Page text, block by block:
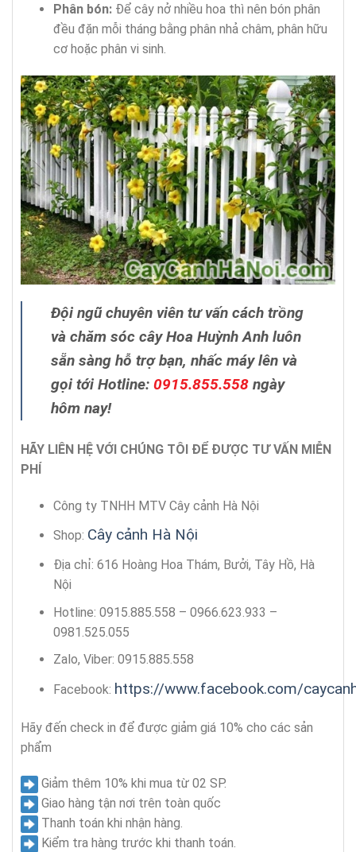
Phân bón:Để cây nở nhiều hoa thì nên bón phân
đều đặn mỗi tháng bằng phân nhả châm, phân hữu
cơ hoặc phân vi sinh.
Đội ngũ chuyên viên tư vấn cách trồng
và chăm sóc cây Hoa Huỳnh Anh luôn
sẵn sàng hỗ trợ bạn, nhấc máy lên và
gọi tới Hotline: 0915.855.558 ngày
hôm nay!
HÃY LIÊN HỆ VỚI CHÚNG TÔI ĐỂ ĐƯỢC TƯ VẤN MIỄN
PHÍ
Công ty TNHH MTV Cây cảnh Hà Nội
Shop: Cây cảnh Hà Nội
Địa chỉ: 616 Hoàng Hoa Thám, Bưởi, Tây Hồ, Hà
Nội
Hotline: 0915.885.558 – 0966.623.933 –
0981.525.055
Zalo, Viber: 0915.885.558
Facebook: https://www.facebook.com/
Hãy đến check in để được giảm giá 10% cho các sản
phẩm
Giảm thêm 10% khi mua từ 02 SP.
Giao hàng tận nơi trên toàn quốc
Thanh toán khi nhận hàng.
Kiểm tra hàng trước khi thanh toán.